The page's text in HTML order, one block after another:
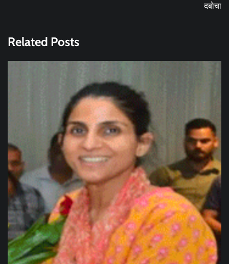
दबोचा
Related Posts